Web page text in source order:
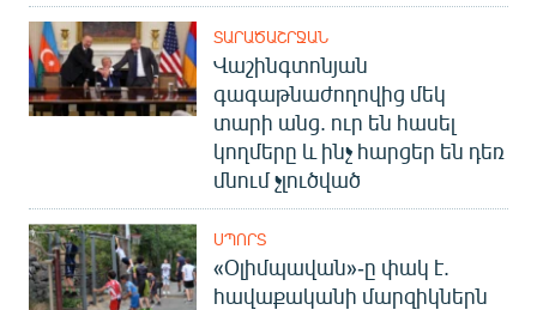
ՏԱՐԱԾԱՇՐՋԱՆ
Վաշինգտոնյան
գագաթնաժողովից մեկ
տարի անց. ուր են հասել
կողմերը և ինչ հարցեր են դեռ
մնում չլուծված
ՍՊՈՐՏ
«Օլիմպավան»-ը փակ է.
հավաքականի մարզիկներն